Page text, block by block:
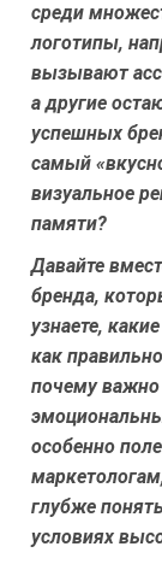
среди
логотипы,
вызывают
а другие
успешных
самый
визуальное
памяти?
Давайте
бренда,
узнаете,
как
почему важно
особенно
глубже
условиях